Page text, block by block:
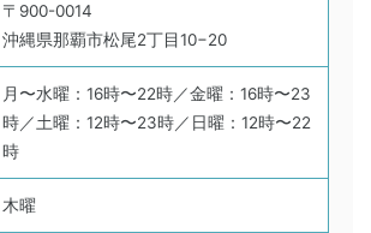
〒900-0014
沖縄県那覇市松尾2丁目10−20
月〜水曜：16時〜22時／金曜：16時〜23
時／土曜：12時〜23時／日曜：12時〜22
時
木曜